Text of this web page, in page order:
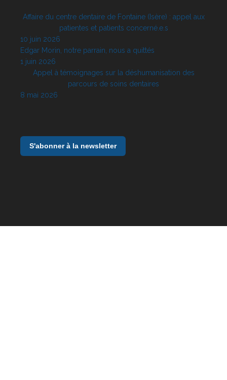
Affaire du centre dentaire de Fontaine (Isère) : appel aux
patientes et patients concerné.e.s
10 juin 2026
Edgar Morin, notre parrain, nous a quittés
1 juin 2026
Appel à témoignages sur la déshumanisation des
parcours de soins dentaires
8 mai 2026
S'abonner à la newsletter